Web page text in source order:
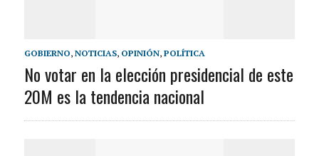
GOBIERNO, NOTICIAS, OPINIÓN, POLÍTICA
No votar en la elección presidencial de este
20M es la tendencia nacional